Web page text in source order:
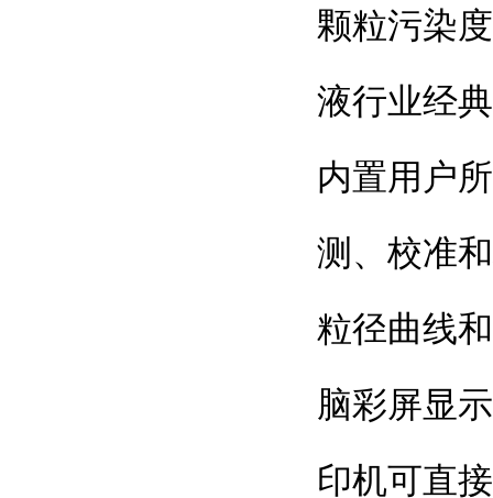
颗粒污染
液行业经
内置用户
测、校准
粒径曲线
脑彩屏显
印机可直